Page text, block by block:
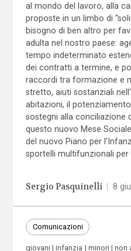
al mondo del lavoro, alla
proposte in un limbo di
bisogno di ben altro per
adulta nel nostro paese:
tempo indeterminato
dei contratti a termine, e
raccordi tra formazione e
stretto, aiuti sostanziali
abitazioni, il
sostegni alla conciliazione
questo nuovo Mese
del nuovo Piano per
sportelli multifunzionali per
Sergio Pasquinelli 8
Comunicazioni
giovani infanzia minori non